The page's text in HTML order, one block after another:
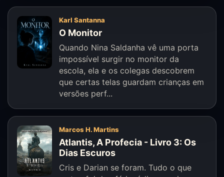
Karl Santanna
O Monitor
Quando Nina Saldanha vê uma porta
impossível surgir no monitor da
escola, ela e os colegas descobrem
que certas telas guardam crianças em
versões perf...
Marcos H. Martins
Atlantis, A Profecia - Livro 3: Os
Dias Escuros
Cris e Darian se foram. Tudo o que